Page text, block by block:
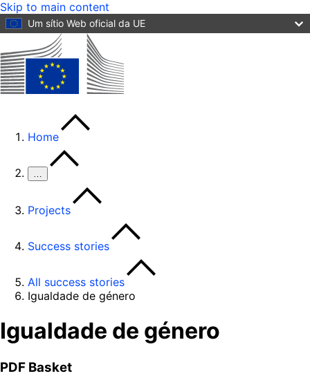
Skip to main content
Um sítio Web oficial da UE
Home
…
Projects
Success stories
All success stories
Igualdade de género
Igualdade de género
PDF Basket